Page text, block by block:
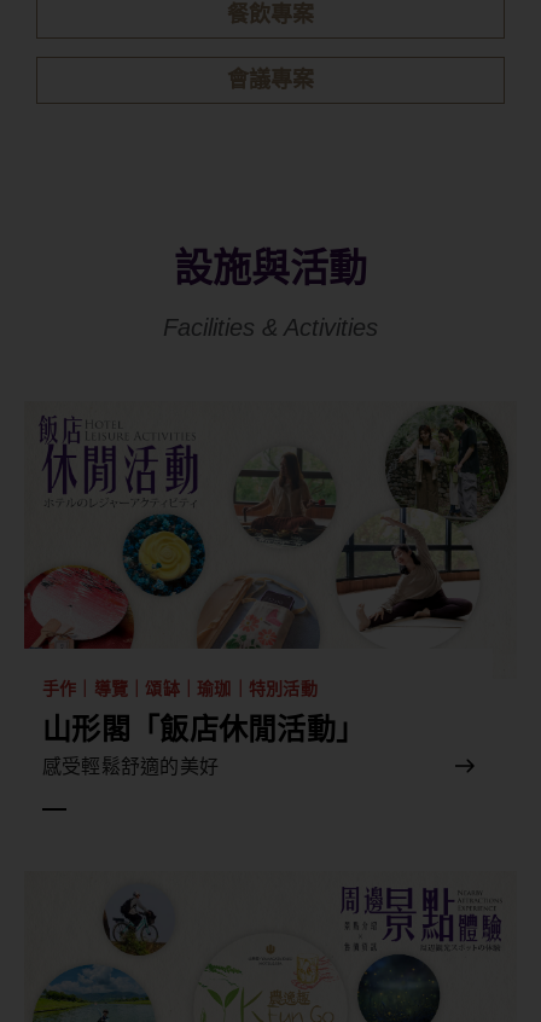
餐飲專案
設施與活動
手作｜導覽｜頌缽｜瑜珈｜特別活動
山形閣「飯店休閒活動」
感受輕鬆舒適的美好